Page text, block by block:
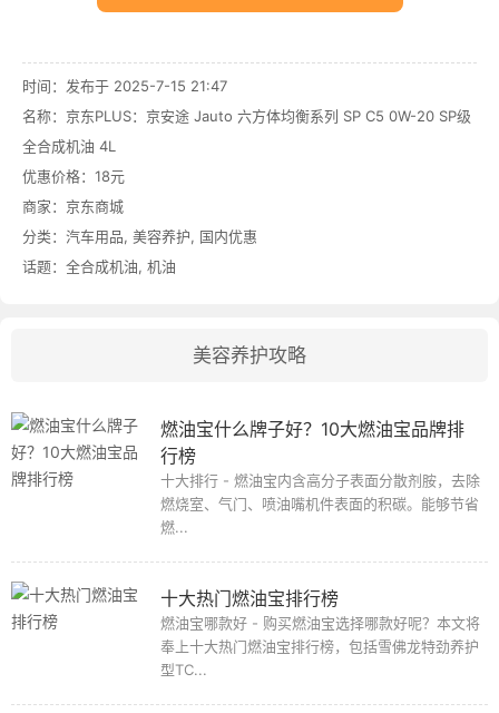
时间：发布于 2025-7-15 21:47
名称： 京东PLUS：京安途 Jauto 六方体均衡系列 SP C5 0W-20 SP级
全合成机油 4L
优惠价格： 18元
商家： 京东商城
分类： 汽车用品, 美容养护, 国内优惠
话题： 全合成机油, 机油
美容养护攻略
燃油宝什么牌子好？10大燃油宝品牌排
行榜
十大排行 - 燃油宝内含高分子表面分散剂胺，去除
燃烧室、气门、喷油嘴机件表面的积碳。能够节省
燃...
十大热门燃油宝排行榜
燃油宝哪款好 - 购买燃油宝选择哪款好呢？本文将
奉上十大热门燃油宝排行榜，包括雪佛龙特劲养护
型TC...